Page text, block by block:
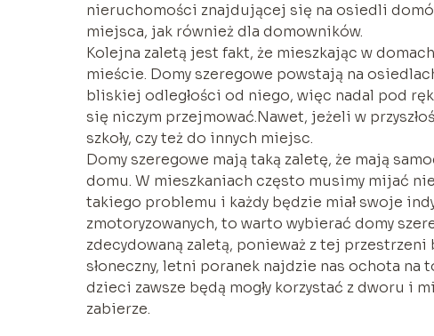
nieruchomości znajdującej się na osiedli
miejsca, jak również dla domowników.
Kolejna zaletą jest fakt, że mieszkając w
mieście. Domy szeregowe powstają na
bliskiej odległości od niego, więc nadal pod
się niczym przejmować.Nawet, jeżeli w
szkoły, czy też do innych miejsc.
Domy szeregowe mają taką zaletę, że mają
domu. W mieszkaniach często musimy mijać
takiego problemu i każdy będzie miał swoje
zmotoryzowanych, to warto wybierać domy
zdecydowaną zaletą, ponieważ z tej
słoneczny, letni poranek najdzie nas ochota na
dzieci zawsze będą mogły korzystać z dworu i
zabierze.